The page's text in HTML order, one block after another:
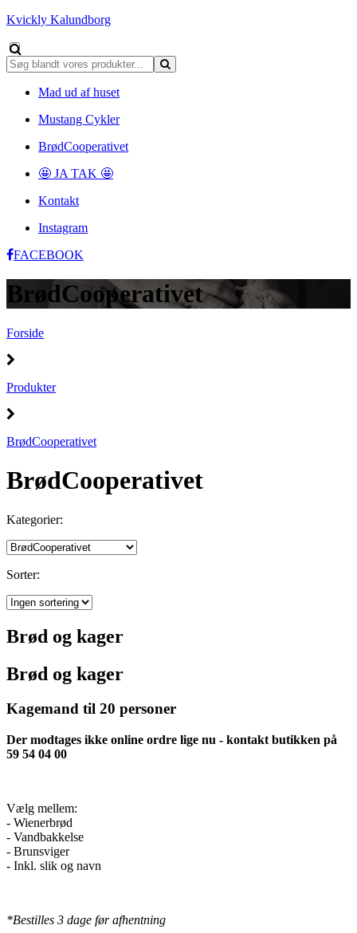
Kvickly Kalundborg
Mad ud af huset
Mustang Cykler
BrødCooperativet
🤩 JA TAK 🤩
Kontakt
Instagram
FACEBOOK
BrødCooperativet
Forside
Produkter
BrødCooperativet
BrødCooperativet
Kategorier:
Sorter:
Brød og kager
Brød og kager
Kagemand til 20 personer
Der modtages ikke online ordre lige nu - kontakt butikken på
59 54 04 00
Vælg mellem:
- Wienerbrød
- Vandbakkelse
- Brunsviger
- Inkl. slik og navn
*Bestilles 3 dage før afhentning